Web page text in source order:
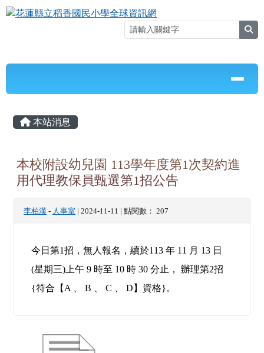
跳至主內容區
花蓮縣立稻香國民小學全球資訊網
⏸
導覽列
主內容區域
本站消息
本校附設幼兒園 113學年度第1次契約進
用代理教保員甄選第1招公告
李柏漢 - 人事室 | 2024-11-11 | 點閱數： 207
今日第1招，無人報名，續於113 年 11 月 13 日
(星期三)上午 9 時至 10 時 30 分止， 辦理第2招
{符合【A 、 B 、 C 、 D】資格}。